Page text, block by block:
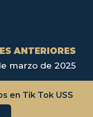
ANTERIORES
marzo de 2025
en Tik Tok USS